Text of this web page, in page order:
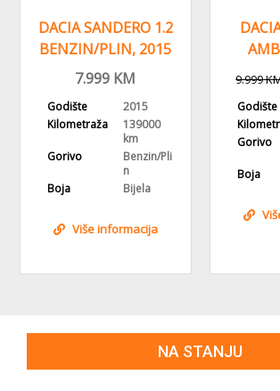
DACIA SANDERO 1.2
BENZIN/PLIN, 2015
GOD, KLIMA, BH
7.999 KM
Godište
2015
Kilometraža
139000
km
Gorivo
Benzin/Pli
n
Boja
Bijela
Više informacija
9.999
Godište
Gorivo
Boja
NA STANJU